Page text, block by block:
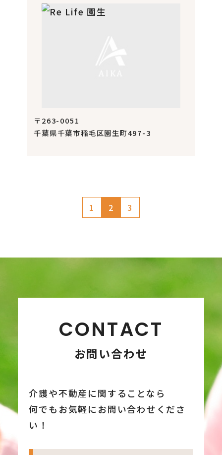
〒263-0051
千葉県千葉市稲毛区園生町497-3
1 2 3
CONTACT
お問い合わせ
介護や不動産に関することなら
何でもお気軽にお問い合わせくださ
い！